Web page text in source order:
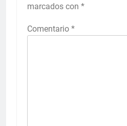
marcados con *
Comentario *